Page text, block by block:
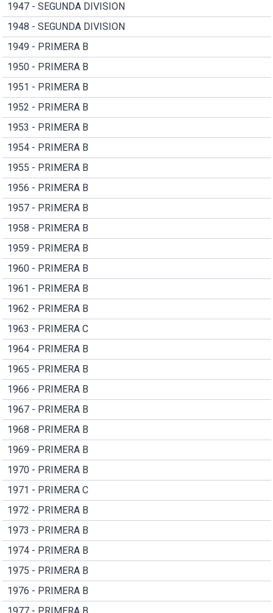
1947 - SEGUNDA DIVISION
1948 - SEGUNDA DIVISION
1949 - PRIMERA B
1950 - PRIMERA B
1951 - PRIMERA B
1952 - PRIMERA B
1953 - PRIMERA B
1954 - PRIMERA B
1955 - PRIMERA B
1956 - PRIMERA B
1957 - PRIMERA B
1958 - PRIMERA B
1959 - PRIMERA B
1960 - PRIMERA B
1961 - PRIMERA B
1962 - PRIMERA B
1963 - PRIMERA C
1964 - PRIMERA B
1965 - PRIMERA B
1966 - PRIMERA B
1967 - PRIMERA B
1968 - PRIMERA B
1969 - PRIMERA B
1970 - PRIMERA B
1971 - PRIMERA C
1972 - PRIMERA B
1973 - PRIMERA B
1974 - PRIMERA B
1975 - PRIMERA B
1976 - PRIMERA B